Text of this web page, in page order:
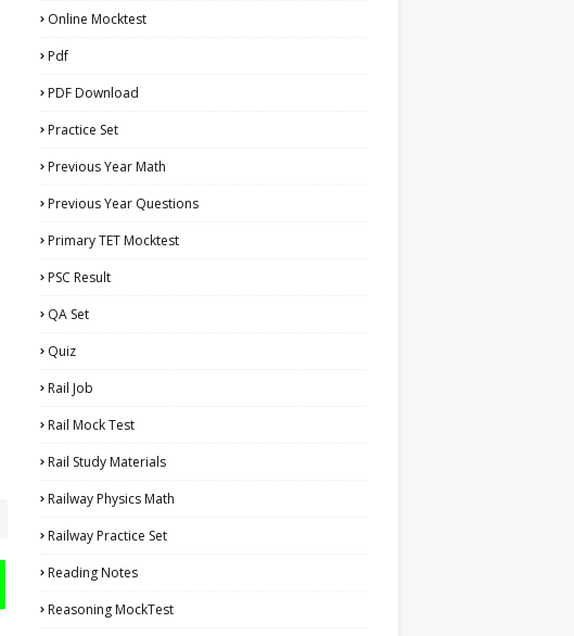
Online Mocktest
Pdf
PDF Download
Practice Set
Previous Year Math
Previous Year Questions
Primary TET Mocktest
PSC Result
QA Set
Quiz
Rail Job
Rail Mock Test
Rail Study Materials
Railway Physics Math
Railway Practice Set
Reading Notes
Reasoning MockTest